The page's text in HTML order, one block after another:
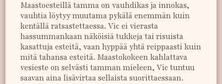
Maastoesteillä tamma on vauhdikas ja innokas,
vauhtia löytyy muutama pykälä enemmän kuin
kentällä ratsastettaessa. Vic ei vierasta
hassummankaan näköisiä tukkeja tai risuista
kasattuja esteitä, vaan hyppää yhtä reippaasti kuin
mitä tahansa esteitä. Maastokokeen kahlattava
vesieste on selvästi tamman mieleen, Vic tuntuu
saavan aina lisävirtaa sellaista suorittaessaan.